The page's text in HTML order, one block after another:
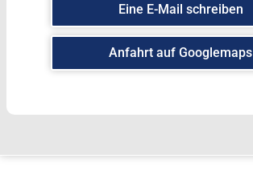
Eine E-Mail schreiben
Anfahrt auf Googlemaps